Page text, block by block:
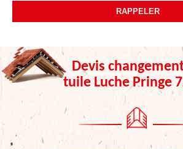
Devis
tuile Luche Pringe